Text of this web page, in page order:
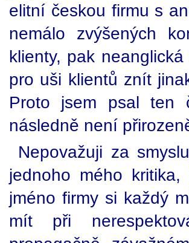
elitní českou firmu s
nemálo zvýšených
klienty, pak
pro uši klientů znít
Proto jsem psal ten
následně není
Nepovažuji za
jednoho mého
jméno firmy si každý
mít při